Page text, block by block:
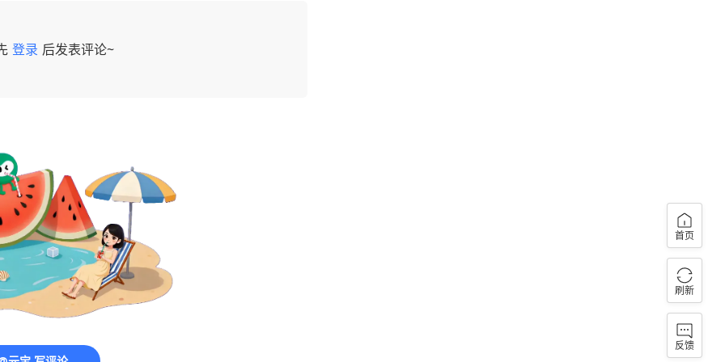
登录 后发表评论~
首页
刷新
反馈